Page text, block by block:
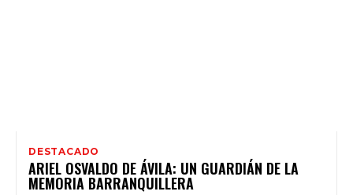
DESTACADO
ARIEL OSVALDO DE ÁVILA: UN GUARDIÁN DE LA
MEMORIA BARRANQUILLERA